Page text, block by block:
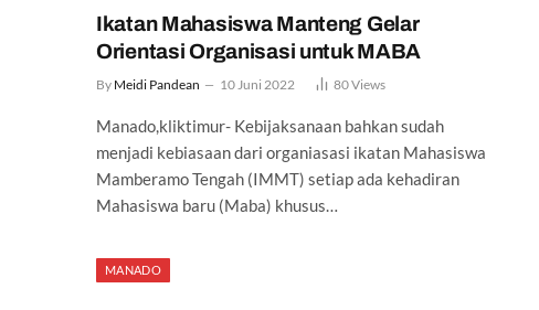
Ikatan Mahasiswa Manteng Gelar
Orientasi Organisasi untuk MABA
By Meidi Pandean 10 Juni 2022 80Views
Manado,kliktimur- Kebijaksanaan bahkan sudah
menjadi kebiasaan dari organiasasi ikatan Mahasiswa
Mamberamo Tengah (IMMT) setiap ada kehadiran
Mahasiswa baru (Maba) khusus…
MANADO